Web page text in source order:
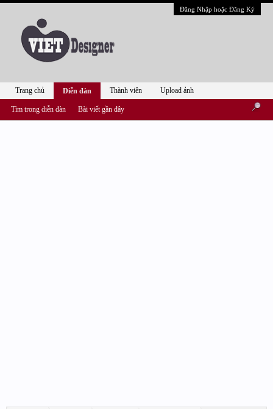
Đăng Nhập hoặc Đăng Ký
Trang chủ Diễn đàn
Tìm trong diễn đàn Bài viết gần đây
Thành viên Upload ảnh